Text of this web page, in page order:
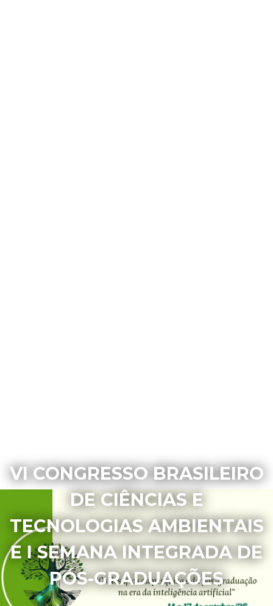
VI CONGRESSO BRASILEIRO
DE CIÊNCIAS E
TECNOLOGIAS AMBIENTAIS
E I SEMANA INTEGRADA DE
PÓS-GRADUAÇÕES